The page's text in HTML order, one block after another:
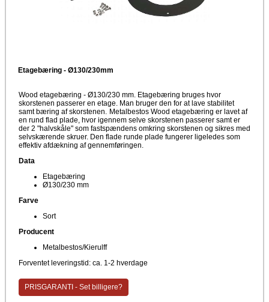
Etagebæring - Ø130/230mm
Wood etagebæring - Ø130/230 mm. Etagebæring bruges hvor
skorstenen passerer en etage. Man bruger den for at lave stabilitet
samt bæring af skorstenen.
Metalbestos Wood etagebæring er lavet af
en rund flad plade, hvor igennem selve skorstenen passerer samt er
der 2 "halvskåle" som fastspændens omkring skorstenen og sikres med
selvskærende skruer. Den flade runde plade fungerer ligeledes som
effektiv afdækning af gennemføringen.
Data
Etagebæring
Ø130/230 mm
Farve
Sort
Producent
Metalbestos/Kierulff
Forventet leveringstid: ca. 1-2 hverdage
PRISGARANTI - Set billigere?